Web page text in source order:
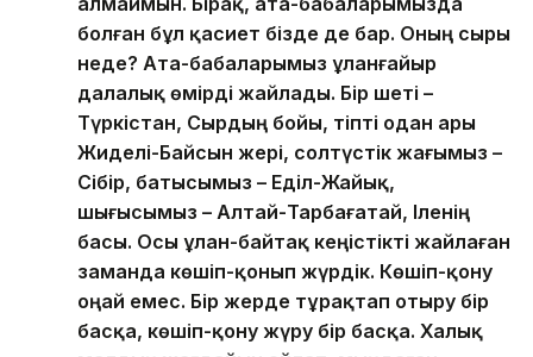
болған бұл қасиет бізде де бар. Оның сыры
неде? Ата-бабаларымыз ұланғайыр
далалық өмірді жайлады. Бір шеті –
Түркістан, Сырдың бойы, тіпті одан ары
Жиделі-Байсын жері, солтүстік жағымыз –
Сібір, батысымыз – Еділ-Жайық,
шығысымыз – Алтай-Тарбағатай, Іленің
басы. Осы ұлан-байтақ кеңістікті жайлаған
заманда көшіп-қонып жүрдік. Көшіп-қону
оңай емес. Бір жерде тұрақтап отыру бір
басқа, көшіп-қону жүру бір басқа. Халық